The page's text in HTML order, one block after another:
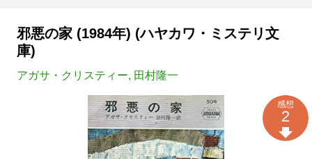
邪悪の家 (1984年) (ハヤカワ・ミステリ文
庫)
アガサ・クリスティー, 田村隆一
感想
2